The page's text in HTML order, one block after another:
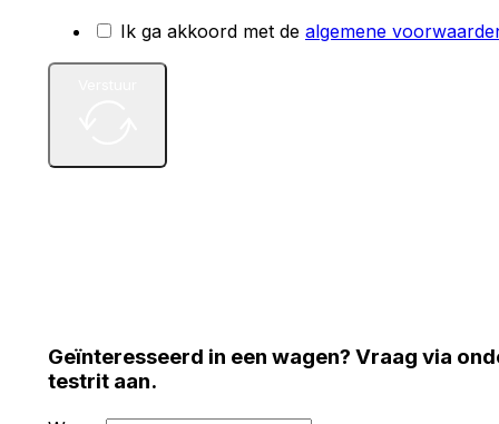
Ik ga akkoord met de algemene
Geïnteresseerd in een wagen? Vraag via
testrit aan.